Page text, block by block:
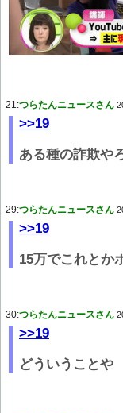
21:つらたんニュースさん
>>19
ある種の詐欺や
29:つらたんニュースさん
>>19
15万でこれとか
30:つらたんニュースさん
>>19
どういうことや